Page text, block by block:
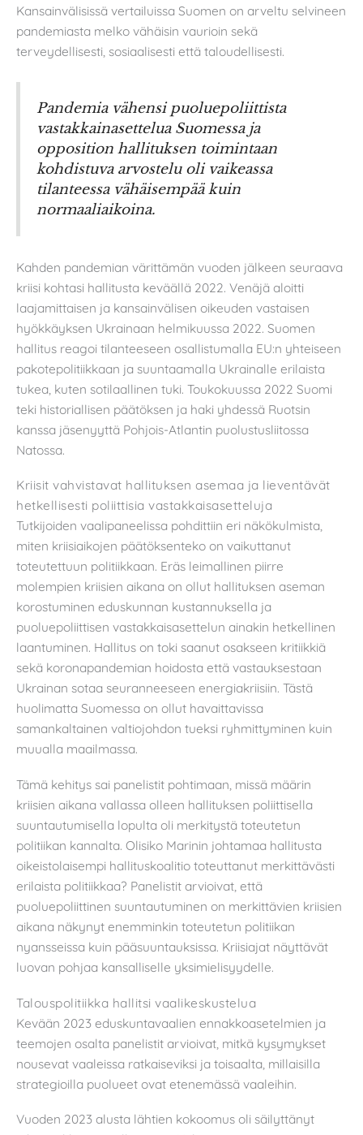
Kansainvälisissä vertailuissa Suomen on arveltu selvineen
pandemiasta melko vähäisin vaurioin sekä
terveydellisesti, sosiaalisesti että taloudellisesti.
Pandemia vähensi puoluepoliittista
vastakkainasettelua Suomessa ja
opposition hallituksen toimintaan
kohdistuva arvostelu oli vaikeassa
tilanteessa vähäisempää kuin
normaaliaikoina.
Kahden pandemian värittämän vuoden jälkeen seuraava
kriisi kohtasi hallitusta keväällä 2022. Venäjä aloitti
laajamittaisen ja kansainvälisen oikeuden vastaisen
hyökkäyksen Ukrainaan helmikuussa 2022. Suomen
hallitus reagoi tilanteeseen osallistumalla EU:n yhteiseen
pakotepolitiikkaan ja suuntaamalla Ukrainalle erilaista
tukea, kuten sotilaallinen tuki. Toukokuussa 2022 Suomi
teki historiallisen päätöksen ja haki yhdessä Ruotsin
kanssa jäsenyyttä Pohjois-Atlantin puolustusliitossa
Natossa.
Kriisit vahvistavat hallituksen asemaa ja lieventävät
hetkellisesti poliittisia vastakkaisasetteluja
Tutkijoiden vaalipaneelissa pohdittiin eri näkökulmista,
miten kriisiaikojen päätöksenteko on vaikuttanut
toteutettuun politiikkaan. Eräs leimallinen piirre
molempien kriisien aikana on ollut hallituksen aseman
korostuminen eduskunnan kustannuksella ja
puoluepoliittisen vastakkaisasettelun ainakin hetkellinen
laantuminen. Hallitus on toki saanut osakseen kritiikkiä
sekä koronapandemian hoidosta että vastauksestaan
Ukrainan sotaa seuranneeseen energiakriisiin. Tästä
huolimatta Suomessa on ollut havaittavissa
samankaltainen valtiojohdon tueksi ryhmittyminen kuin
muualla maailmassa.
Tämä kehitys sai panelistit pohtimaan, missä määrin
kriisien aikana vallassa olleen hallituksen poliittisella
suuntautumisella lopulta oli merkitystä toteutetun
politiikan kannalta. Olisiko Marinin johtamaa hallitusta
oikeistolaisempi hallituskoalitio toteuttanut merkittävästi
erilaista politiikkaa? Panelistit arvioivat, että
puoluepoliittinen suuntautuminen on merkittävien kriisien
aikana näkynyt enemminkin toteutetun politiikan
nyansseissa kuin pääsuuntauksissa. Kriisiajat näyttävät
luovan pohjaa kansalliselle yksimielisyydelle.
Talouspolitiikka hallitsi vaalikeskustelua
Kevään 2023 eduskuntavaalien ennakkoasetelmien ja
teemojen osalta panelistit arvioivat, mitkä kysymykset
nousevat vaaleissa ratkaiseviksi ja toisaalta, millaisilla
strategioilla puolueet ovat etenemässä vaaleihin.
Vuoden 2023 alusta lähtien kokoomus oli säilyttänyt